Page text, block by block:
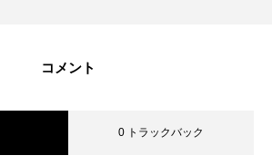
コメント
0 トラックバック